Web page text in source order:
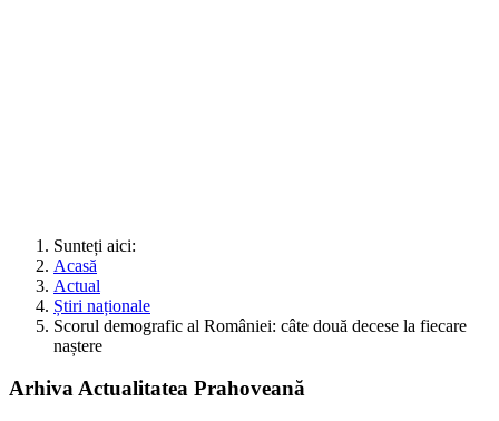
Sunteți aici:
Acasă
Actual
Știri naționale
Scorul demografic al României: câte două decese la fiecare
naștere
Arhiva Actualitatea Prahoveană